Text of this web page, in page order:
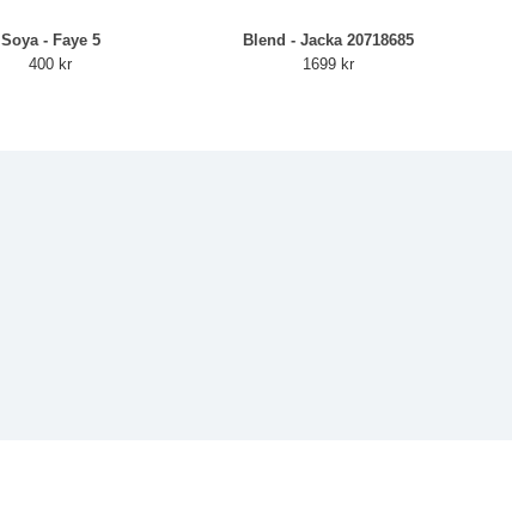
Soya - Faye 5
400 kr
Blend - Jacka 20718685
1699 kr